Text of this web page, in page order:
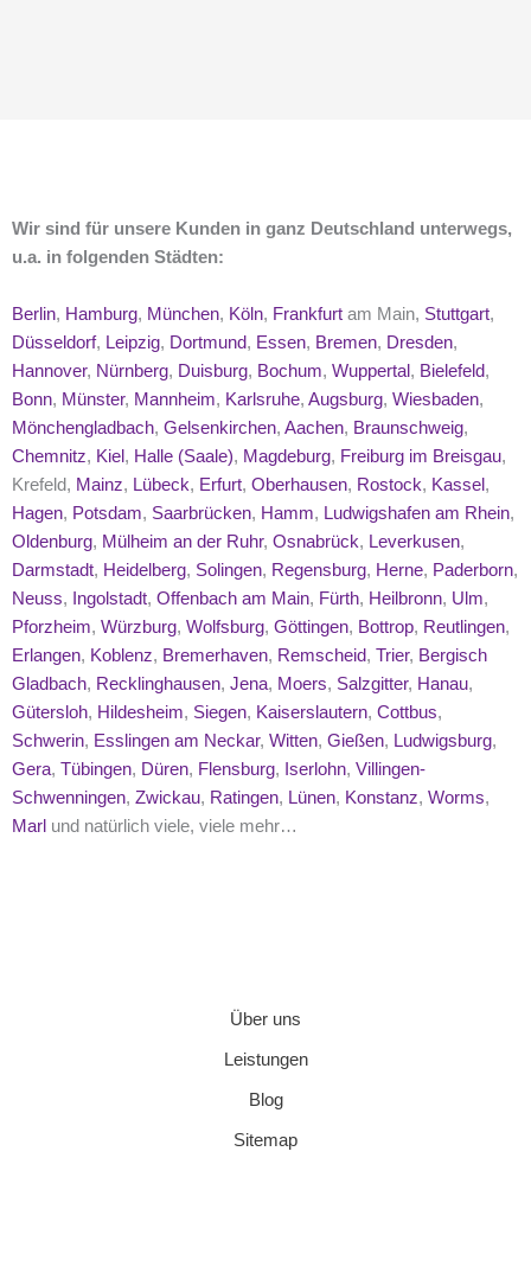
Wir sind für unsere Kunden in ganz Deutschland unterwegs,
u.a. in folgenden Städten:
Berlin, Hamburg, München, Köln, Frankfurt am Main, Stuttgart,
Düsseldorf, Leipzig, Dortmund, Essen, Bremen, Dresden,
Hannover, Nürnberg, Duisburg, Bochum, Wuppertal , Bielefeld,
Bonn, Münster, Mannheim, Karlsruhe, Augsburg, Wiesbaden,
Mönchengladbach, Gelsenkirchen, Aachen, Braunschweig,
Chemnitz, Kiel , Halle (Saale), Magdeburg, Freiburg im Breisgau,
Krefeld, Mainz, Lübeck, Erfurt, Oberhausen, Rostock, Kassel ,
Hagen, Potsdam, Saarbrücken, Hamm, Ludwigshafen am Rhein,
Oldenburg, Mülheim an der Ruhr, Osnabrück, Leverkusen,
Darmstadt, Heidelberg, Solingen, Regensburg, Herne, Paderborn,
Neuss, Ingolstadt, Offenbach am Main, Fürth, Heilbronn, Ulm,
Pforzheim, Würzburg, Wolfsburg, Göttingen, Bottrop, Reutlingen,
Erlangen, Koblenz, Bremerhaven, Remscheid, Trier, Bergisch
Gladbach, Recklinghausen, Jena, Moers, Salzgitter, Hanau,
Gütersloh, Hildesheim, Siegen, Kaiserslautern, Cottbus,
Schwerin, Esslingen am Neckar, Witten, Gießen, Ludwigsburg,
Gera, Tübingen, Düren, Flensburg, Iserlohn, Villingen-
Schwenningen, Zwickau, Ratingen, Lünen, Konstanz, Worms,
Marl und natürlich viele, viele mehr…
Über uns
Leistungen
Blog
Sitemap